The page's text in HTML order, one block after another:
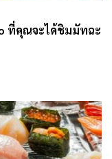
ที่คุณจะได้ชิมมัทฉะ